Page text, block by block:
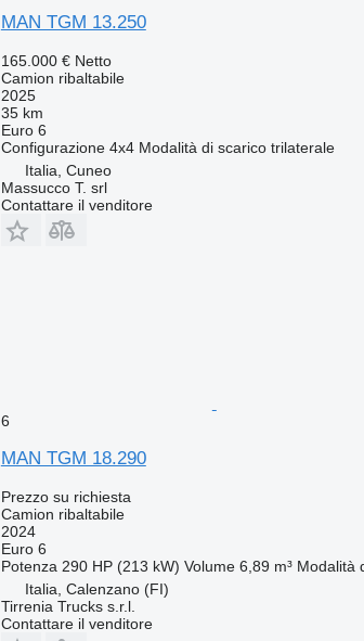
MAN TGM 13.250
165.000 € Netto
Camion ribaltabile
2025
35 km
Euro 6
Configurazione 4x4 Modalità di scarico trilaterale
Italia, Cuneo
Massucco T. srl
Contattare il venditore
6
MAN TGM 18.290
Prezzo su richiesta
Camion ribaltabile
2024
Euro 6
Potenza 290 HP (213 kW) Volume 6,89 m³ Modalità
Italia, Calenzano (FI)
Tirrenia Trucks s.r.l.
Contattare il venditore